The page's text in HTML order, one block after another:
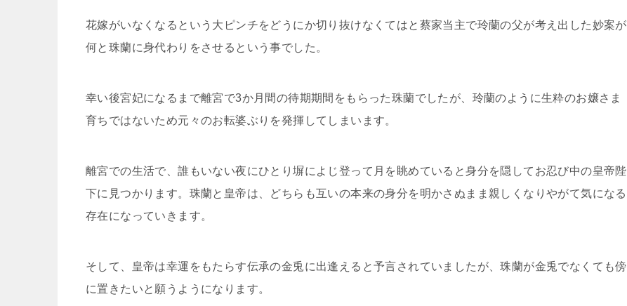
花嫁がいなくなるという大ピンチをどうにか切り抜けなくてはと蔡家当主で玲蘭の父が考え出した妙案が
何と珠蘭に身代わりをさせるという事でした。
幸い後宮妃になるまで離宮で3か月間の待期期間をもらった珠蘭でしたが、玲蘭のように生粋のお嬢さま
育ちではないため元々のお転婆ぶりを発揮してしまいます。
離宮での生活で、誰もいない夜にひとり塀によじ登って月を眺めていると身分を隠してお忍び中の皇帝陛
下に見つかります。珠蘭と皇帝は、どちらも互いの本来の身分を明かさぬまま親しくなりやがて気になる
存在になっていきます。
そして、皇帝は幸運をもたらす伝承の金兎に出逢えると予言されていましたが、珠蘭が金兎でなくても傍
に置きたいと願うようになります。